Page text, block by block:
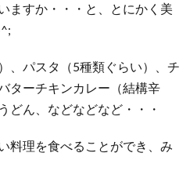
ますか・・・と、とにかく美
、パスタ（5種類ぐらい）、チ
ターチキンカレー（結構辛
どん、などなどなど・・・
料理を食べることができ、み